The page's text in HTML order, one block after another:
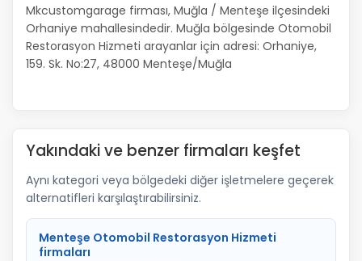
Mkcustomgarage firması, Muğla / Menteşe ilçesindeki
Orhaniye mahallesindedir. Muğla bölgesinde Otomobil
Restorasyon Hizmeti arayanlar için adresi: Orhaniye,
159. Sk. No:27, 48000 Menteşe/Muğla
Yakındaki ve benzer firmaları keşfet
Aynı kategori veya bölgedeki diğer işletmelere geçerek
alternatifleri karşılaştırabilirsiniz.
Menteşe Otomobil Restorasyon Hizmeti
firmaları